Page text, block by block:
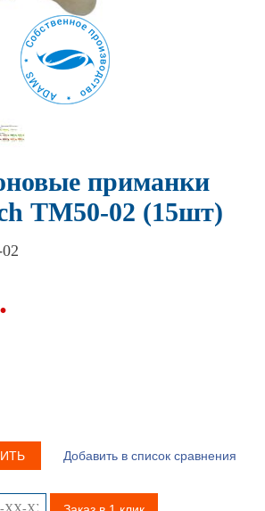
приманки
ТМ50-02 (15шт)
Добавить в список сравнения